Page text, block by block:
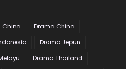
China
Drama China
Drama Jepun
Drama Thailand